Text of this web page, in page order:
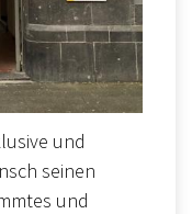
und
seinen
und